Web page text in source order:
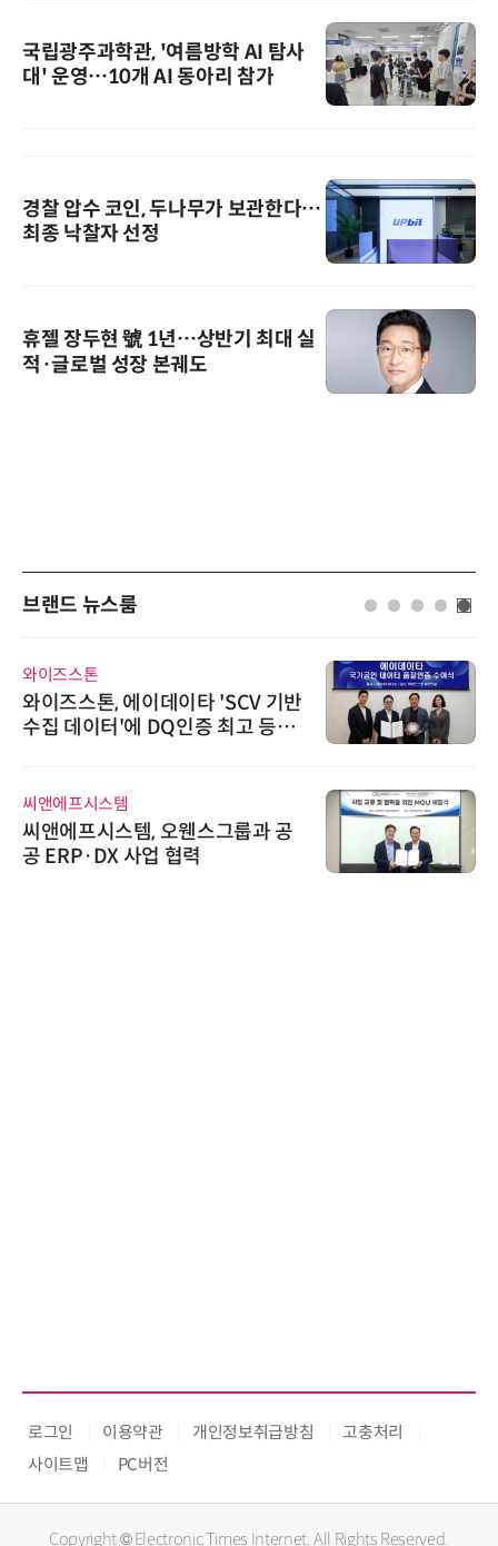
국립광주과학관, '여름방학 AI 탐사
대' 운영…10개 AI 동아리 참가
경찰 압수 코인, 두나무가 보관한다…
최종 낙찰자 선정
휴젤 장두현 號 1년…상반기 최대 실
적·글로벌 성장 본궤도
브랜드 뉴스룸
와이즈스톤
와이즈스톤, 에이데이타 'SCV 기반
수집 데이터'에 DQ인증 최고 등급
씨앤에프시스템
씨앤에프시스템, 오웬스그룹과 공
공 ERP·DX 사업 협력
로그인 이용약관 개인정보취급방침
고충처리
사이트맵
PC버전
Copyright © Electronic Times Internet. All Rights Reserved.